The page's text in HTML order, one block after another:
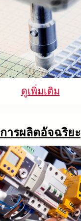
ดูเพิ่มเติม
การผลิตอัจฉริยะ